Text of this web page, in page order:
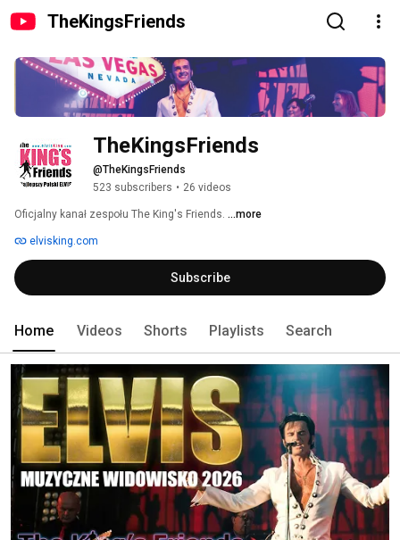
TheKingsFriends
TheKingsFriends
@TheKingsFriends
523 subscribers • 26 videos
Oficjalny kanał zespołu The King's Friends. ...more
elvisking.com
Subscribe
Home Videos Shorts Playlists Search